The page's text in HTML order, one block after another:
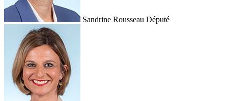
Sandrine Rousseau Député